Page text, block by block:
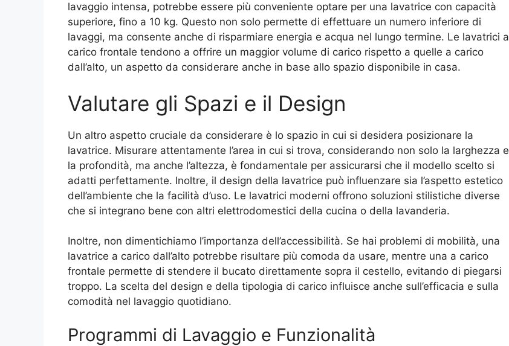
lavaggio intensa, potrebbe essere più conveniente optare per una lavatrice con capacità
superiore, fino a 10 kg. Questo non solo permette di effettuare un numero inferiore di
lavaggi, ma consente anche di risparmiare energia e acqua nel lungo termine. Le lavatrici a
carico frontale tendono a offrire un maggior volume di carico rispetto a quelle a carico
dall’alto, un aspetto da considerare anche in base allo spazio disponibile in casa.
Valutare gli Spazi e il Design
Un altro aspetto cruciale da considerare è lo spazio in cui si desidera posizionare la
lavatrice. Misurare attentamente l’area in cui si trova, considerando non solo la larghezza e
la profondità, ma anche l’altezza, è fondamentale per assicurarsi che il modello scelto si
adatti perfettamente. Inoltre, il design della lavatrice può influenzare sia l’aspetto estetico
dell’ambiente che la facilità d’uso. Le lavatrici moderni offrono soluzioni stilistiche diverse
che si integrano bene con altri elettrodomestici della cucina o della lavanderia.
Inoltre, non dimentichiamo l’importanza dell’accessibilità. Se hai problemi di mobilità, una
lavatrice a carico dall’alto potrebbe risultare più comoda da usare, mentre una a carico
frontale permette di stendere il bucato direttamente sopra il cestello, evitando di piegarsi
troppo. La scelta del design e della tipologia di carico influisce anche sull’efficacia e sulla
comodità nel lavaggio quotidiano.
Programmi di Lavaggio e Funzionalità